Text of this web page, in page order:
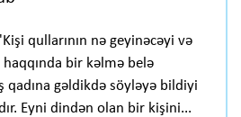
qullarının nə geyinəcəyi və
haqqında bir kəlmə belə
qadına gəldikdə söyləyə bildiyi
Eyni dindən olan bir kişini...